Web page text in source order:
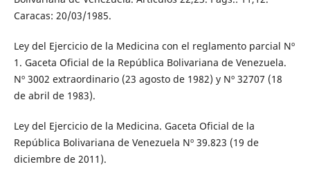
Caracas: 20/03/1985.
Ley del Ejercicio de la Medicina con el reglamento parcial Nº
1. Gaceta Oficial de la República Bolivariana de Venezuela.
Nº 3002 extraordinario (23 agosto de 1982) y Nº 32707 (18
de abril de 1983).
Ley del Ejercicio de la Medicina. Gaceta Oficial de la
República Bolivariana de Venezuela Nº 39.823 (19 de
diciembre de 2011).